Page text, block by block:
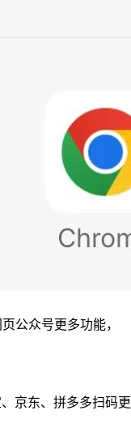
公众号更多功能，
京东、拼多多扫码更